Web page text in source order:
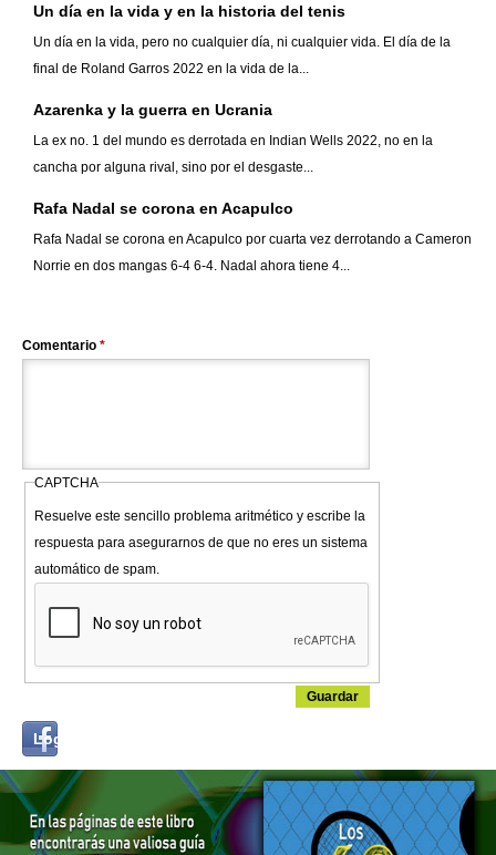
Un día en la vida y en la historia del tenis
Un día en la vida, pero no cualquier día, ni cualquier vida. El día de la
final de Roland Garros 2022 en la vida de la...
Azarenka y la guerra en Ucrania
La ex no. 1 del mundo es derrotada en Indian Wells 2022, no en la
cancha por alguna rival, sino por el desgaste...
Rafa Nadal se corona en Acapulco
Rafa Nadal se corona en Acapulco por cuarta vez derrotando a Cameron
Norrie en dos mangas 6-4 6-4. Nadal ahora tiene 4...
Comentario *
CAPTCHA
Resuelve este sencillo problema aritmético y escribe la
respuesta para asegurarnos de que no eres un sistema
automático de spam.
Log in with...